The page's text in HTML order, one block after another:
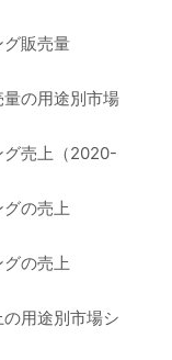
販売量
の用途別市場
グ売上（2020-
の売上
の売上
用途別市場シ